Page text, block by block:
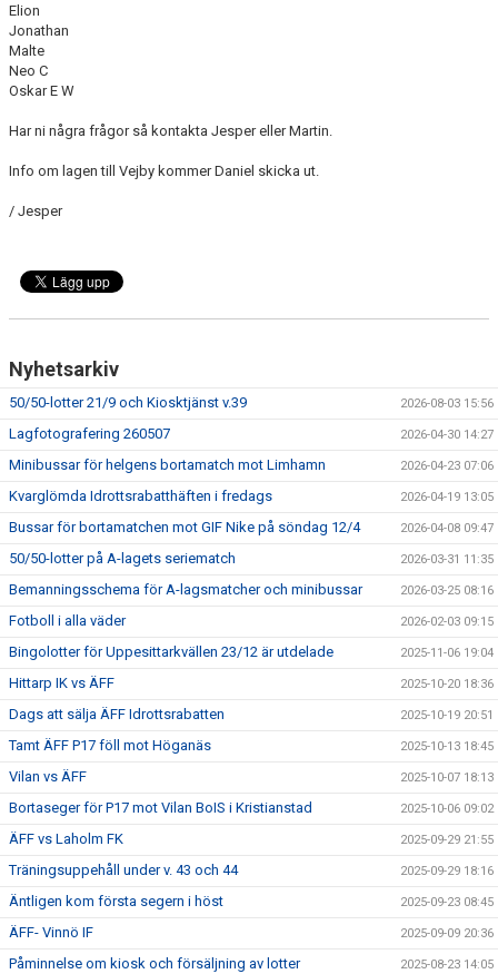
Elion
Jonathan
Malte
Neo C
Oskar E W
Har ni några frågor så kontakta Jesper eller Martin.
Info om lagen till Vejby kommer Daniel skicka ut.
/ Jesper
Nyhetsarkiv
50/50-lotter 21/9 och Kiosktjänst v.39 2026-08-03 15:56
Lagfotografering 260507 2026-04-30 14:27
Minibussar för helgens bortamatch mot Limhamn 2026-04-23 07:06
Kvarglömda Idrottsrabatthäften i fredags 2026-04-19 13:05
Bussar för bortamatchen mot GIF Nike på söndag 12/4 2026-04-08 09:47
50/50-lotter på A-lagets seriematch 2026-03-31 11:35
Bemanningsschema för A-lagsmatcher och minibussar 2026-03-25 08:16
Fotboll i alla väder 2026-02-03 09:15
Bingolotter för Uppesittarkvällen 23/12 är utdelade 2025-11-06 19:04
Hittarp IK vs ÄFF 2025-10-20 18:36
Dags att sälja ÄFF Idrottsrabatten 2025-10-19 20:51
Tamt ÄFF P17 föll mot Höganäs 2025-10-13 18:45
Vilan vs ÄFF 2025-10-07 18:13
Bortaseger för P17 mot Vilan BoIS i Kristianstad 2025-10-06 09:02
ÄFF vs Laholm FK 2025-09-29 21:55
Träningsuppehåll under v. 43 och 44 2025-09-29 18:16
Äntligen kom första segern i höst 2025-09-23 08:45
ÄFF- Vinnö IF 2025-09-09 20:36
Påminnelse om kiosk och försäljning av lotter 2025-08-23 14:05